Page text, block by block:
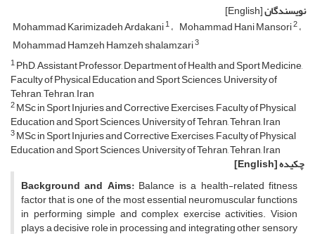
نویسندگان[English]
Mohammad Karimizadeh Ardakani1 Mohammad Hani Mansori2
Mohammad Hamzeh Hamzeh shalamzari3
1PhD, Assistant Professor, Department of Health and Sport Medicine,
Faculty of Physical Education and Sport Sciences, University of
Tehran, Tehran, Iran
2MSc in Sport Injuries and Corrective Exercises, Faculty of Physical
Education and Sport Sciences, University of Tehran, Tehran, Iran
3MSc in Sport Injuries and Corrective Exercises, Faculty of Physical
Education and Sport Sciences, University of Tehran, Tehran, Iran
چکیده[English]
Background and Aims: Balance is a health-related fitness
factor that is one of the most essential neuromuscular functions
in performing simple and complex exercise activities. Vision
plays a decisive role in processing and integrating other sensory